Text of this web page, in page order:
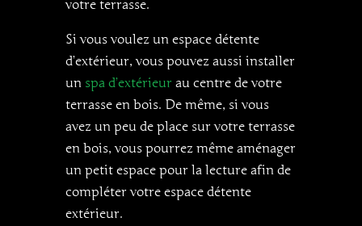
votre terrasse.
Si vous voulez un espace détente
d’extérieur, vous pouvez aussi installer
un spa d’extérieur au centre de votre
terrasse en bois. De même, si vous
avez un peu de place sur votre terrasse
en bois, vous pourrez même aménager
un petit espace pour la lecture afin de
compléter votre espace détente
extérieur.